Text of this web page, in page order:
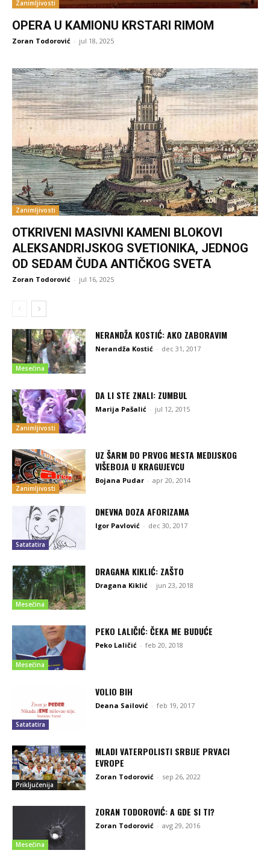
Zanimljivosti
OPERA U KAMIONU KRSTARI RIMOM
Zoran Todorović - jul 18, 2025
Zanimljivosti
OTKRIVENI MASIVNI KAMENI BLOKOVI
ALEKSANDRIJSKOG SVETIONIKA, JEDNOG
OD SEDAM ČUDA ANTIČKOG SVETA
Zoran Todorović - jul 16, 2025
Mesečina
NERANDŽA KOSTIĆ: AKO ZABORAVIM
Nerandža Kostić - dec 31, 2017
Zanimljivosti
DA LI STE ZNALI: ZUMBUL
Marija Pašalić - jul 12, 2015
Zanimljivosti
UZ ŠARM DO PRVOG MESTA MEDIJSKOG
VIŠEBOJA U KRAGUJEVCU
Bojana Pudar - apr 20, 2014
Satatatira
DNEVNA DOZA AFORIZAMA
Igor Pavlović - dec 30, 2017
Mesečina
DRAGANA KIKLIĆ: ZAŠTO
Dragana Kiklić - jun 23, 2018
Mesečina
PEKO LALIČIĆ: ČEKA ME BUDUĆE
Peko Laličić - feb 20, 2018
Satatatira
VOLIO BIH
Deana Sailović - feb 19, 2017
Priključenija
MLADI VATERPOLISTI SRBIJE PRVACI
EVROPE
Zoran Todorović - sep 26, 2022
Mesečina
ZORAN TODOROVIĆ: A GDE SI TI?
Zoran Todorović - avg 29, 2016